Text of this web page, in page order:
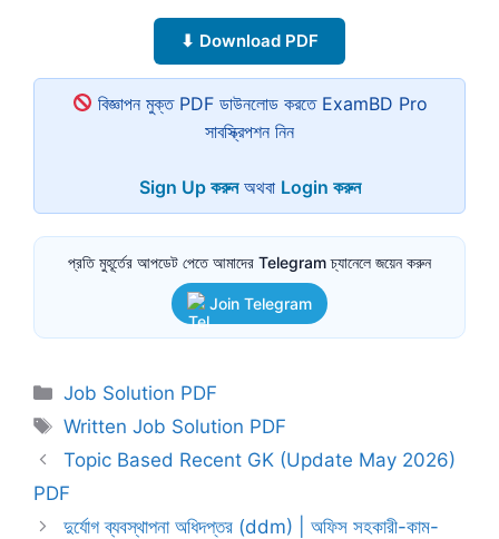
⬇ Download PDF
বিজ্ঞাপন মুক্ত PDF ডাউনলোড করতে ExamBD Pro
সাবস্ক্রিপশন নিন
Sign Up করুনঅথবা Login করুন
প্রতি মুহূর্তের আপডেট পেতে আমাদের Telegram চ্যানেলে জয়েন করুন
Join Telegram
Categories
Job Solution PDF
Tags
Written Job Solution PDF
Topic Based Recent GK (Update May 2026)
PDF
দুর্যোগ ব্যবস্থাপনা অধিদপ্তর (ddm) | অফিস সহকারী-কাম-